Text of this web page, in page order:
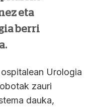
eta
berri
Urologia
zauri
dauka,